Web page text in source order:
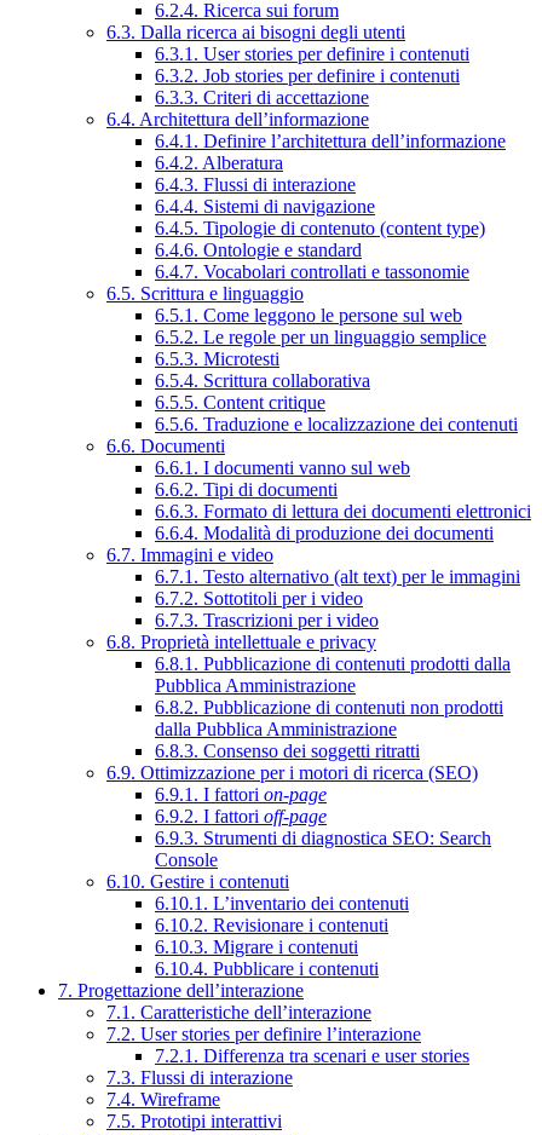
6.2.4. Ricerca sui forum
6.3. Dalla ricerca ai bisogni degli utenti
6.3.1. User stories per definire i contenuti
6.3.2. Job stories per definire i contenuti
6.3.3. Criteri di accettazione
6.4. Architettura dell’informazione
6.4.1. Definire l’architettura dell’informazione
6.4.2. Alberatura
6.4.3. Flussi di interazione
6.4.4. Sistemi di navigazione
6.4.5. Tipologie di contenuto (content type)
6.4.6. Ontologie e standard
6.4.7. Vocabolari controllati e tassonomie
6.5. Scrittura e linguaggio
6.5.1. Come leggono le persone sul web
6.5.2. Le regole per un linguaggio semplice
6.5.3. Microtesti
6.5.4. Scrittura collaborativa
6.5.5. Content critique
6.5.6. Traduzione e localizzazione dei contenuti
6.6. Documenti
6.6.1. I documenti vanno sul web
6.6.2. Tipi di documenti
6.6.3. Formato di lettura dei documenti elettronici
6.6.4. Modalità di produzione dei documenti
6.7. Immagini e video
6.7.1. Testo alternativo (alt text) per le immagini
6.7.2. Sottotitoli per i video
6.7.3. Trascrizioni per i video
6.8. Proprietà intellettuale e privacy
6.8.1. Pubblicazione di contenuti prodotti dalla
Pubblica Amministrazione
6.8.2. Pubblicazione di contenuti non prodotti
dalla Pubblica Amministrazione
6.8.3. Consenso dei soggetti ritratti
6.9. Ottimizzazione per i motori di ricerca (SEO)
6.9.1. I fattori on-page
6.9.2. I fattori off-page
6.9.3. Strumenti di diagnostica SEO: Search
Console
6.10. Gestire i contenuti
6.10.1. L’inventario dei contenuti
6.10.2. Revisionare i contenuti
6.10.3. Migrare i contenuti
6.10.4. Pubblicare i contenuti
7. Progettazione dell’interazione
7.1. Caratteristiche dell’interazione
7.2. User stories per definire l’interazione
7.2.1. Differenza tra scenari e user stories
7.3. Flussi di interazione
7.4. Wireframe
7.5. Prototipi interattivi